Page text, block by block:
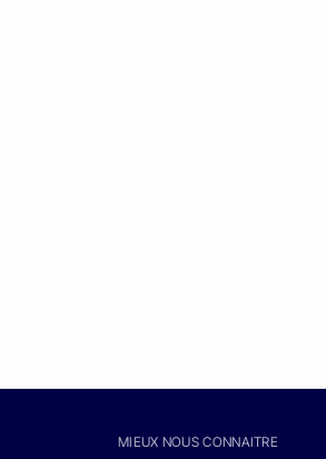
MIEUX NOUS CONNAITRE